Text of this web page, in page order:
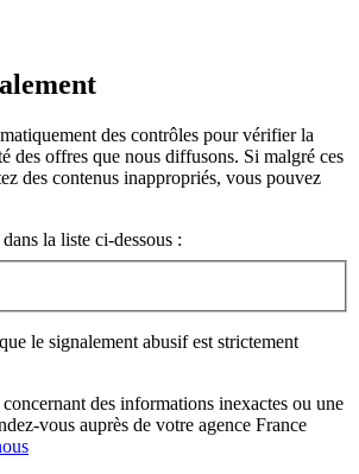
des contrôles pour vérifier la
des offres que nous diffusons. Si malgré ces
des contenus inappropriés, vous pouvez
la liste ci-dessous :
le signalement abusif est strictement
des informations inexactes ou une
vous auprès de votre agence France